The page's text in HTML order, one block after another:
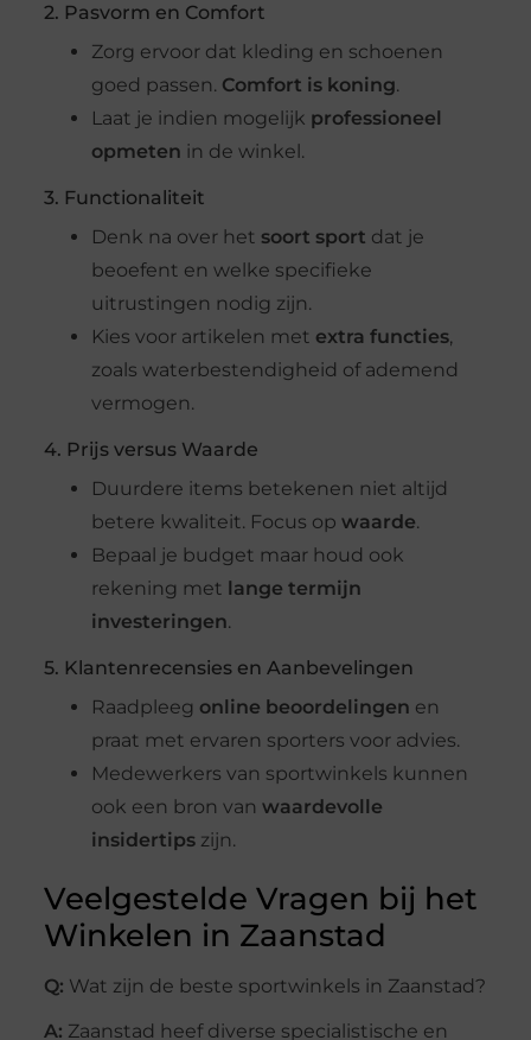
2. Pasvorm en Comfort
Zorg ervoor dat kleding en schoenen
goed passen. Comfort is koning.
Laat je indien mogelijk professioneel
opmeten in de winkel.
3. Functionaliteit
Denk na over het soort sport dat je
beoefent en welke specifieke
uitrustingen nodig zijn.
Kies voor artikelen met extra functies,
zoals waterbestendigheid of ademend
vermogen.
4. Prijs versus Waarde
Duurdere items betekenen niet altijd
betere kwaliteit. Focus op waarde.
Bepaal je budget maar houd ook
rekening met lange termijn
investeringen.
5. Klantenrecensies en Aanbevelingen
Raadpleeg online beoordelingen en
praat met ervaren sporters voor advies.
Medewerkers van sportwinkels kunnen
ook een bron van waardevolle
insidertipszijn.
Veelgestelde Vragen bij het
Winkelen in Zaanstad
Q: Wat zijn de beste sportwinkels in Zaanstad?
A: Zaanstad heef diverse specialistische en